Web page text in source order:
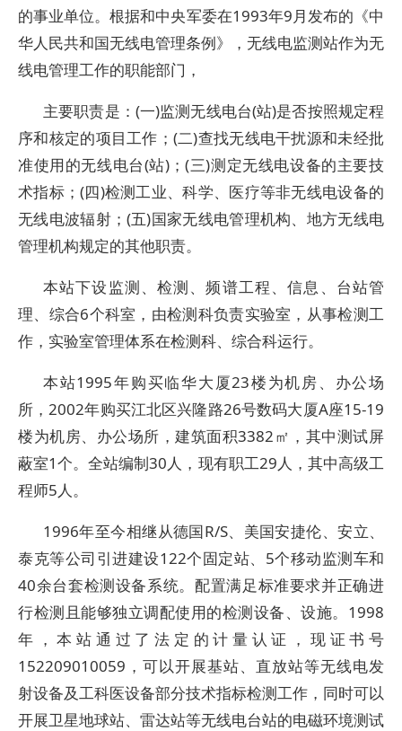
的事业单位。根据和中央军委在1993年9月发布的《中
华人民共和国无线电管理条例》，无线电监测站作为无
线电管理工作的职能部门，
主要职责是：(一)监测无线电台(站)是否按照规定程
序和核定的项目工作；(二)查找无线电干扰源和未经批
准使用的无线电台(站)；(三)测定无线电设备的主要技
术指标；(四)检测工业、科学、医疗等非无线电设备的
无线电波辐射；(五)国家无线电管理机构、地方无线电
管理机构规定的其他职责。
本站下设监测、检测、频谱工程、信息、台站管
理、综合6个科室，由检测科负责实验室，从事检测工
作，实验室管理体系在检测科、综合科运行。
本站1995年购买临华大厦23楼为机房、办公场
所，2002年购买江北区兴隆路26号数码大厦A座15-19
楼为机房、办公场所，建筑面积3382㎡，其中测试屏
蔽室1个。全站编制30人，现有职工29人，其中高级工
程师5人。
1996年至今相继从德国R/S、美国安捷伦、安立、
泰克等公司引进建设122个固定站、5个移动监测车和
40余台套检测设备系统。配置满足标准要求并正确进
行检测且能够独立调配使用的检测设备、设施。1998
年，本站通过了法定的计量认证，现证书号
152209010059，可以开展基站、直放站等无线电发
射设备及工科医设备部分技术指标检测工作，同时可以
开展卫星地球站、雷达站等无线电台站的电磁环境测试